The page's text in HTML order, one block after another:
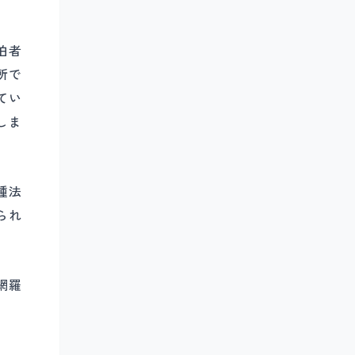
者
で
い
ま
法
れ
羅